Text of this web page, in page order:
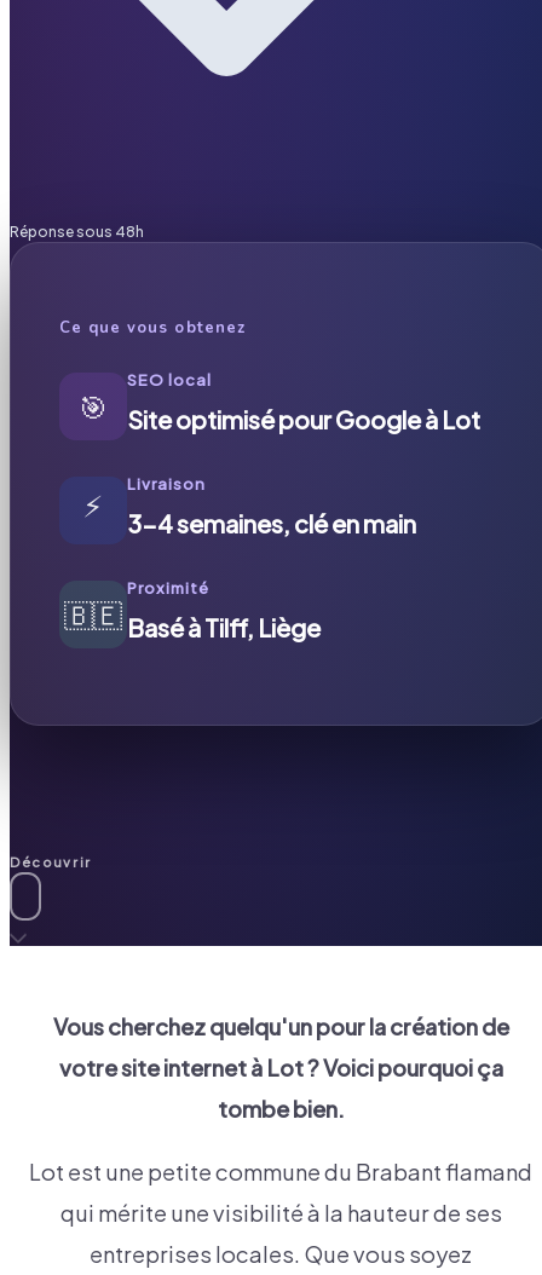
Réponse sous 48h
Ce que vous obtenez
🎯
SEO local
Site optimisé pour Google à Lot
⚡
Livraison
3-4 semaines, clé en main
🇧🇪
Proximité
Basé à Tilff, Liège
Découvrir
Vous cherchez quelqu'un pour la création de
votre site internet à Lot? Voici pourquoi ça
tombe bien.
Lot est une petite commune du Brabant flamand
qui mérite une visibilité à la hauteur de ses
entreprises locales. Que vous soyez